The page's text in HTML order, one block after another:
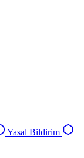
Yasal Bildirim